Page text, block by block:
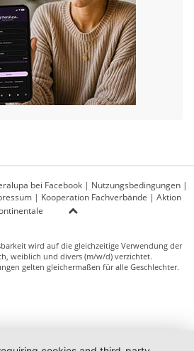
bei Facebook | Nutzungsbedingungen |
| Kooperation Fachverbände | Aktion
wird auf die gleichzeitige Verwendung der
weiblich und divers (m/w/d) verzichtet.
gelten gleichermaßen für alle Geschlechter.